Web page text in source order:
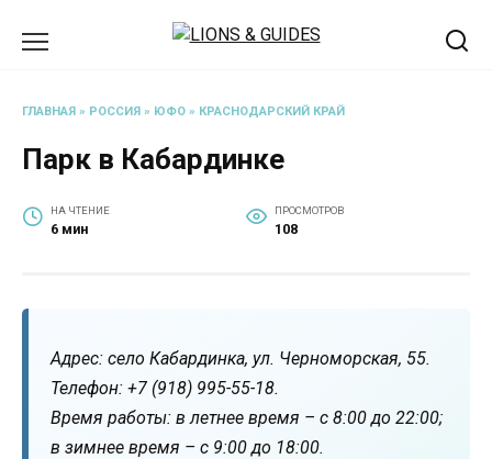
ГЛАВНАЯ » РОССИЯ » ЮФО » КРАСНОДАРСКИЙ КРАЙ
Парк в Кабардинке
НА ЧТЕНИЕ
6 мин
ПРОСМОТРОВ
108
Адрес: село Кабардинка, ул. Черноморская, 55.
Телефон: +7 (918) 995-55-18.
Время работы: в летнее время – с 8:00 до 22:00;
в зимнее время – с 9:00 до 18:00.